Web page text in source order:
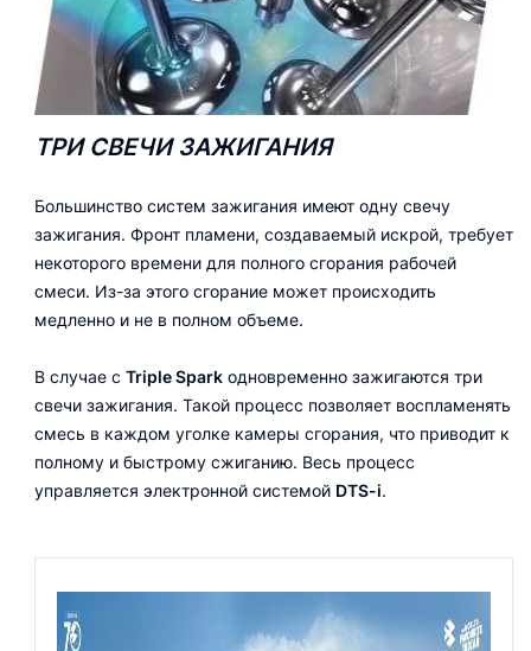
ТРИ СВЕЧИ ЗАЖИГАНИЯ
Большинство систем зажигания имеют одну свечу
зажигания. Фронт пламени, создаваемый искрой, требует
некоторого времени для полного сгорания рабочей
смеси. Из-за этого сгорание может происходить
медленно и не в полном объеме.
В случае с Triple Spark одновременно зажигаются три
свечи зажигания. Такой процесс позволяет воспламенять
смесь в каждом уголке камеры сгорания, что приводит к
полному и быстрому сжиганию. Весь процесс
управляется электронной системой DTS-i.